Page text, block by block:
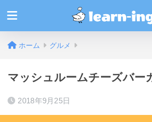
ホーム グルメ
マッシュルームチーズバー
2018年9月25日